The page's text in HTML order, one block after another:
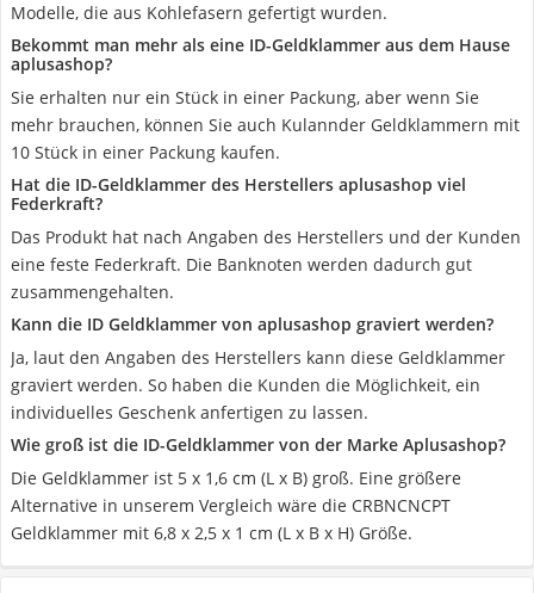
Modelle, die aus Kohlefasern gefertigt wurden.
Bekommt man mehr als eine ID-Geldklammer aus dem Hause
aplusashop?
Sie erhalten nur ein Stück in einer Packung, aber wenn Sie
mehr brauchen, können Sie auch Kulannder Geldklammern mit
10 Stück in einer Packung kaufen.
Hat die ID-Geldklammer des Herstellers aplusashop viel
Federkraft?
Das Produkt hat nach Angaben des Herstellers und der Kunden
eine feste Federkraft. Die Banknoten werden dadurch gut
zusammengehalten.
Kann die ID Geldklammer von aplusashop graviert werden?
Ja, laut den Angaben des Herstellers kann diese Geldklammer
graviert werden. So haben die Kunden die Möglichkeit, ein
individuelles Geschenk anfertigen zu lassen.
Wie groß ist die ID-Geldklammer von der Marke Aplusashop?
Die Geldklammer ist 5 x 1,6 cm (L x B) groß. Eine größere
Alternative in unserem Vergleich wäre die CRBNCNCPT
Geldklammer mit 6,8 x 2,5 x 1 cm (L x B x H) Größe.